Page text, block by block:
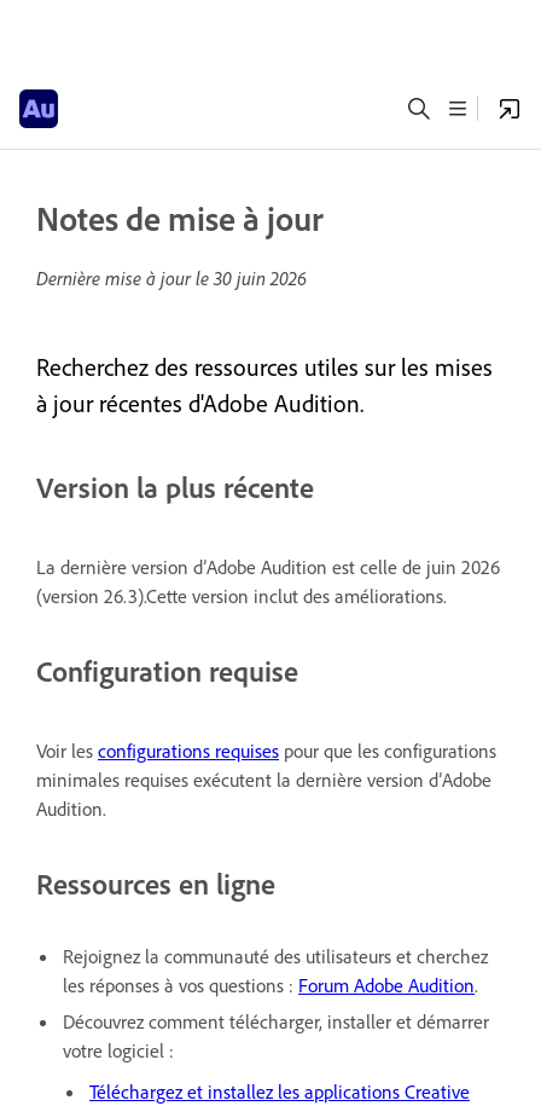
Notes de mise à jour
Dernière mise à jour le 30 juin 2026
Recherchez des ressources utiles sur les mises
à jour récentes d'Adobe Audition.
Version la plus récente
La dernière version d’Adobe Audition est celle de juin 2026
(version 26.3).Cette version inclut des améliorations.
Configuration requise
Voir les configurations requises pour que les configurations
minimales requises exécutent la dernière version d’Adobe
Audition.
Ressources en ligne
Rejoignez la communauté des utilisateurs et cherchez
les réponses à vos questions : Forum Adobe Audition.
Découvrez comment télécharger, installer et démarrer
votre logiciel :
Téléchargez et installez les applications Creative